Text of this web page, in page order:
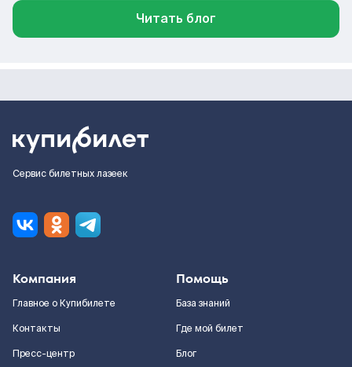
Читать блог
Сервис билетных лазеек
Компания
Главное о Купибилете
Контакты
Пресс-центр
Помощь
База знаний
Где мой билет
Блог